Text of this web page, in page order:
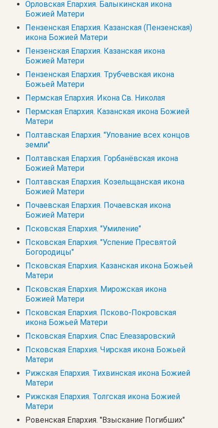
Орловская Епархия. Балыкинская икона
Божией Матери
Пензенская Епархия. Казанская (Пензенская)
икона Божией Матери
Пензенская Епархия. Казанская икона
Божией Матери
Пензенская Епархия. Трубчевская икона
Божьей Матери
Пермская Епархия. Икона Св. Николая
Пермская Епархия. Казанская икона Божией
Матери
Полтавская Епархия. "Упование всех концов
земли"
Полтавская Епархия. Горбанёвская икона
Божией Матери
Полтавская Епархия. Козельщанская икона
Божией Матери
Почаевская Епархия. Почаевская икона
Божией Матери
Псковская Епархия. "Умиление"
Псковская Епархия. "Успение Пресвятой
Богородицы"
Псковская Епархия. Казанская икона Божьей
Матери
Псковская Епархия. Мирожская икона
Божией Матери
Псковская Епархия. Псково-Покровская
икона Божьей Матери
Псковская Епархия. Спас Елеазаровский
Псковская Епархия. Чирская икона Божьей
Матери
Рижская Епархия. Тихвинская икона Божией
Матери
Рижская Епархия. Толгская икона Божией
Матери
Ровенская Епархия. "Взыскание Погибших"